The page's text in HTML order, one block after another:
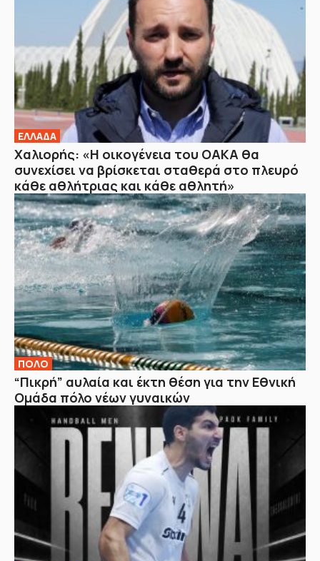
ΕΛΛΑΔΑ
Χαλιορής: «Η οικογένεια του ΟΑΚΑ θα
συνεχίσει να βρίσκεται σταθερά στο πλευρό
κάθε αθλήτριας και κάθε αθλητή»
ΠΟΛΟ
“Πικρή” αυλαία και έκτη θέση για την Εθνική
Ομάδα πόλο νέων γυναικών